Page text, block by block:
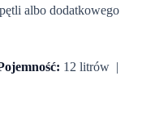
albo dodatkowego
12 litrów |